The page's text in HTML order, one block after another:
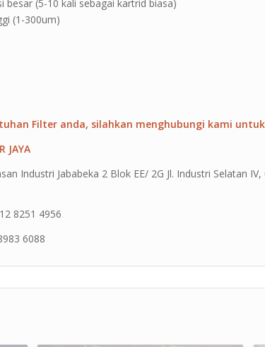
besar (5-10 kali sebagai kartrid biasa)
(1-300um)
Filter anda, silahkan menghubungi kami
JAYA
Industri Jababeka 2 Blok EE/ 2G Jl. Industri Selatan
8251 4956
6088